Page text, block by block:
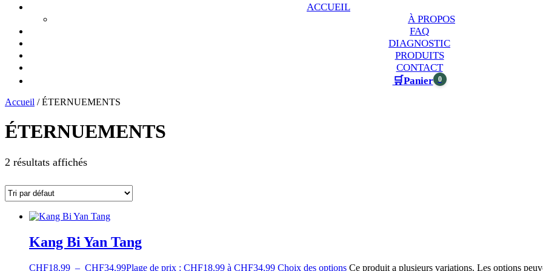
ACCUEIL
À PROPOS
FAQ
DIAGNOSTIC
PRODUITS
CONTACT
🛒Panier 0
Accueil / ÉTERNUEMENTS
ÉTERNUEMENTS
2 résultats affichés
Kang Bi Yan Tang
CHF18.99 – CHF34.99Plage de prix : CHF18.99 à CHF34.99 Choix des options Ce produit a plusieurs variations. Les options